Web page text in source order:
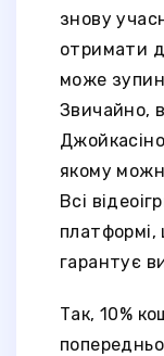
знову
отримати
може
Звичайно,
якому
Всі
платформі,
гарантує
Так, 10%